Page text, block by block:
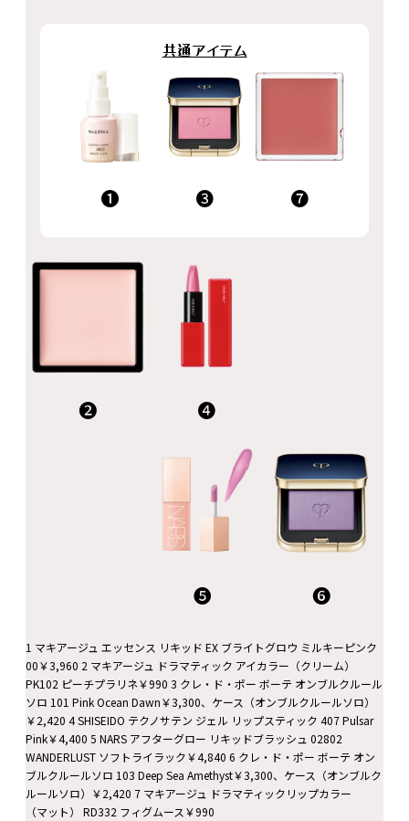
共通アイテム
❶ ❸ ❼
❷ ❹
❺ ❻
1 マキアージュ エッセンス リキッド EX ブライトグロウ ミルキーピンク
00￥3,960 2 マキアージュ ドラマティック アイカラー（クリーム）
PK102 ピーチプラリネ￥990 3 クレ・ド・ポー ボーテ オンブルクルール
ソロ 101 Pink Ocean Dawn￥3,300、ケース（オンブルクルールソロ）
￥2,420 4 SHISEIDO テクノサテン ジェル リップスティック 407 Pulsar
Pink￥4,400 5 NARS アフターグロー リキッドブラッシュ 02802
WANDERLUST ソフトライラック￥4,840 6 クレ・ド・ポー ボーテ オン
ブルクルールソロ 103 Deep Sea Amethyst￥3,300、ケース（オンブルク
ルールソロ）￥2,420 7 マキアージュ ドラマティックリップカラー
（マット） RD332 フィグムース￥990